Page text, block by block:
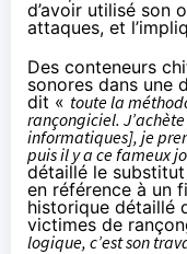
d’avoir utilisé son
attaques, et
Des conteneurs
sonores dans une
dit « toute la
rançongiciel.
informatiques], je
puis il y a ce fameux
détaillé le
en référence à un
historique détaillé
victimes de
logique, c’est son